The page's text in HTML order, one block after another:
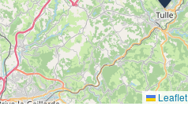
Leaflet